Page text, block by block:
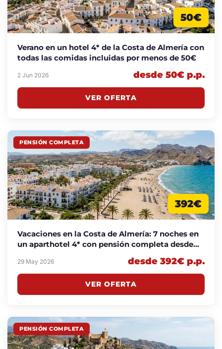
50€
Verano en un hotel 4* de la Costa de Almería con
todas las comidas incluidas por menos de 50€
2 Jun 2026 desde 50€ p.p.
VER OFERTA
PENSIÓN COMPLETA
392€
Vacaciones en la Costa de Almería: 7 noches en
un aparthotel 4* con pensión completa desde
29 May 2026 desde 392€ p.p.
VER OFERTA
PENSIÓN COMPLETA